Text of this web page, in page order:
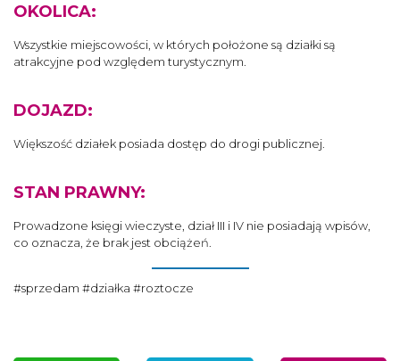
OKOLICA:
Wszystkie miejscowości, w których położone są działki są
atrakcyjne pod względem turystycznym.
DOJAZD:
Większość działek posiada dostęp do drogi publicznej.
STAN PRAWNY:
Prowadzone księgi wieczyste, dział III i IV nie posiadają wpisów,
co oznacza, że brak jest obciążeń.
#sprzedam #działka #roztocze